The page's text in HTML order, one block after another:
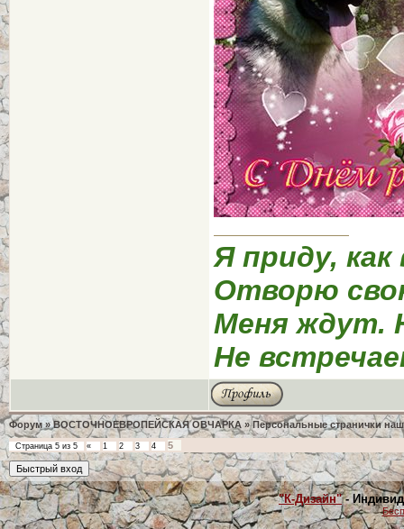
Я приду, как
Отворю
Меня ждут.
Не
Форум » ВОСТОЧНОЕВРОПЕЙСКАЯ ОВЧАРКА » Персональные странички
Страница 5 из 5 « 1 2 3 4 5
"К-Дизайн"-